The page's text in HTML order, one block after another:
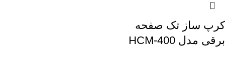
کرپ ساز تک صفحه
برقی مدل HCM-400